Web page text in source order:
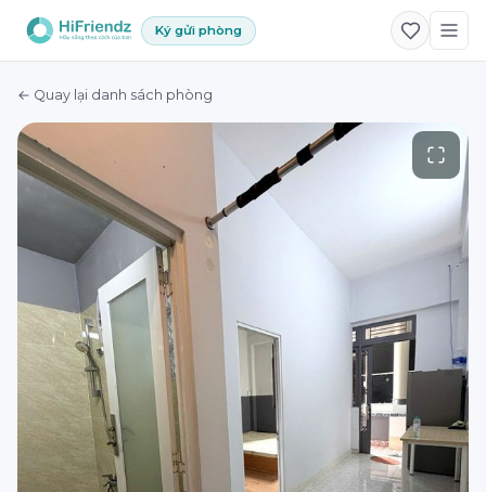
Ký gửi phòng
← Quay lại danh sách phòng